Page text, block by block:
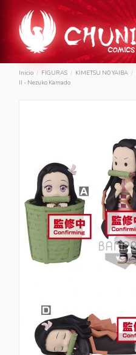
Inicio FIGURAS KIMETSU NO YAIBA
II - Nezuko Kamado